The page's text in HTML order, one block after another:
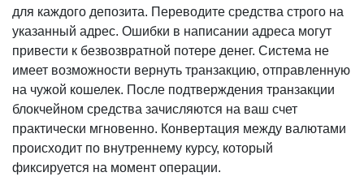
для каждого депозита. Переводите средства строго на
указанный адрес. Ошибки в написании адреса могут
привести к безвозвратной потере денег. Система не
имеет возможности вернуть транзакцию, отправленную
на чужой кошелек. После подтверждения транзакции
блокчейном средства зачисляются на ваш счет
практически мгновенно. Конвертация между валютами
происходит по внутреннему курсу, который
фиксируется на момент операции.